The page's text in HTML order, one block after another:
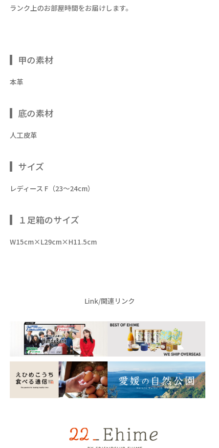
ランク上のお部屋時間をお届けします。
甲の素材
本革
底の素材
人工皮革
サイズ
レディース F（23～24cm）
１足箱のサイズ
W15cm×L29cm×H11.5cm
Link/関連リンク